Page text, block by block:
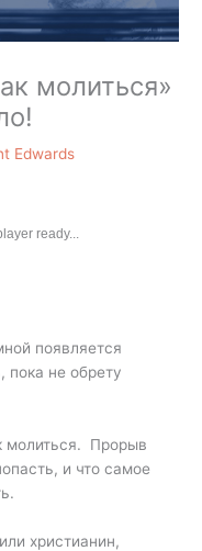
молиться»
Edwards
ready...
появляется
не обрету
молиться. Прорыв
и что самое
христианин,